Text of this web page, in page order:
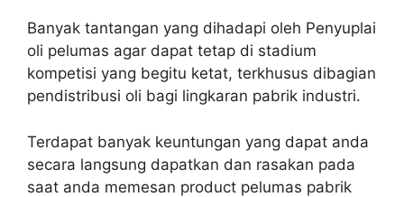
Banyak tantangan yang dihadapi oleh Penyuplai
oli pelumas agar dapat tetap di stadium
kompetisi yang begitu ketat, terkhusus dibagian
pendistribusi oli bagi lingkaran pabrik industri.
Terdapat banyak keuntungan yang dapat anda
secara langsung dapatkan dan rasakan pada
saat anda memesan product pelumas pabrik